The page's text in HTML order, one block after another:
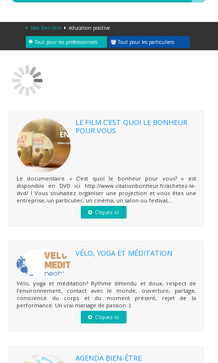
Neo Bien-être éducation positive
Tout pour les professionnels Tout pour les particuliers
LE FILM C’EST QUOI LE BONHEUR
POUR VOUS
Le documentaire « C’est quoi le bonheur pour vous? » est
disponible en DVD ici http://www.citationbonheur.fr/achetez-le-
dvd/ ! Vous souhaitez organiser une projection et vous êtes une
entreprise, un particulier, un cinéma, un salon ou festival,...
Cliquez ici
VÉLO, YOGA ET MÉDITATION
Vélo, yoga et méditation? Rythme détendu et doux, respect de
l’environnement, contact avec le monde, ouverture, partage,
conscience du corps et du moment présent, rejet de la
performance. Un vrai mariage de passion :)
Cliquez ici
AGENDA BIEN-ÊTRE